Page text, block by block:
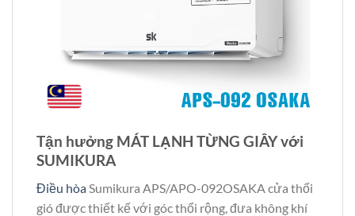
Tận hưởng MÁT LẠNH TỪNG GIÂY với
SUMIKURA
Điều hòaSumikura APS/APO-092OSAKA cửa thổi
gió được thiết kế với góc thổi rộng, đưa không khí